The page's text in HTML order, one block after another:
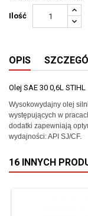
Ilość
OPIS
Olej SAE 30 0,6L STIHL
Wysokowydajny olej
występujących w
dodatki zapewniają
wydajności: API SJ/CF.
16 INNYCH